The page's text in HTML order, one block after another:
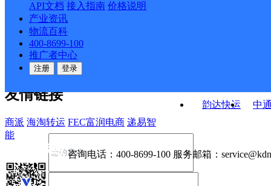
API文档 接入指南 价格说明
产业资讯
物流百科
400-8699-100
推广者中心
注册 登录
韵达快运
中
关于我们
公司介绍 企业动态
合作伙伴 快递鸟接口服务协议
户隐私政策
友情链接
商派 海淘转运 FEC富润电商 递易智
能
咨询电话： 400-8699-100 服务邮箱：